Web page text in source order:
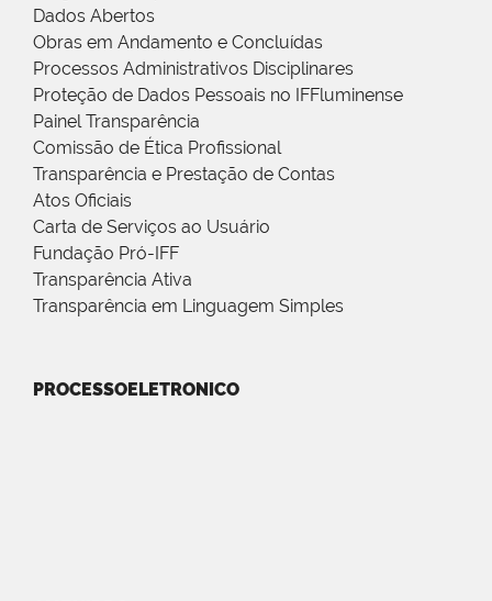
Dados Abertos
Obras em Andamento e Concluídas
Processos Administrativos Disciplinares
Proteção de Dados Pessoais no IFFluminense
Painel Transparência
Comissão de Ética Profissional
Transparência e Prestação de Contas
Atos Oficiais
Carta de Serviços ao Usuário
Fundação Pró-IFF
Transparência Ativa
Transparência em Linguagem Simples
PROCESSOELETRONICO